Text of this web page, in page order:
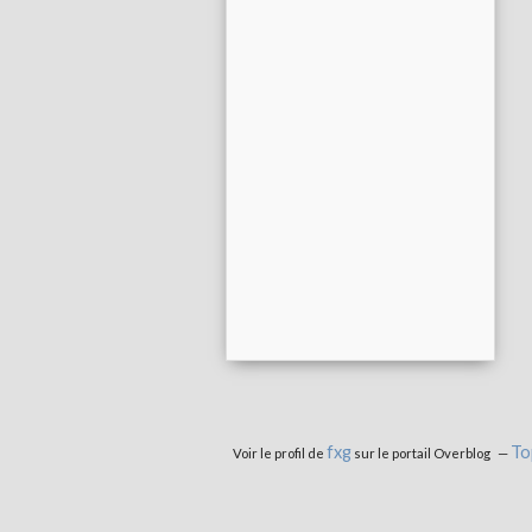
Voir le profil de fxgsur le portail Overblog